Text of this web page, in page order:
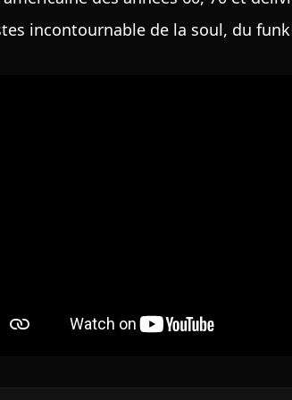
incontournable de la soul, du